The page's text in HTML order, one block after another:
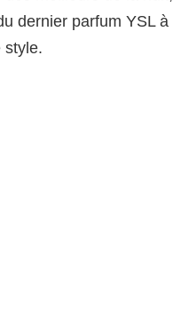
dernier parfum YSL à
style.